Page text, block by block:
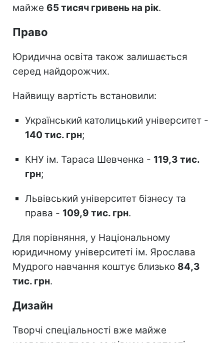
майже 65 тисяч гривень на рік.
Право
Юридична освіта також залишається
серед найдорожчих.
Найвищу вартість встановили:
Український католицький університет -
140 тис. грн;
КНУ ім. Тараса Шевченка - 119,3 тис.
грн;
Львівський університет бізнесу та
права - 109,9 тис. грн.
Для порівняння, у Національному
юридичному університеті ім. Ярослава
Мудрого навчання коштує близько 84,3
тис. грн.
Дизайн
Творчі спеціальності вже майже